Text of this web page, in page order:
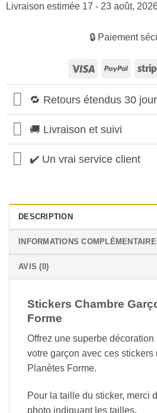
Livraison estimée 17 - 23 août,
🔒 Paiement
Visa
🔁 Retours étendus 30
🚚 Livraison et suivi
✔️ Un vrai service client
DESCRIPTION
INFORMATIONS
AVIS (0)
Stickers Chambre
Forme
Offrez une superbe
votre garçon avec ces
Planètes Forme.
Pour la taille du sticker, merci
photo indiquant les tailles.